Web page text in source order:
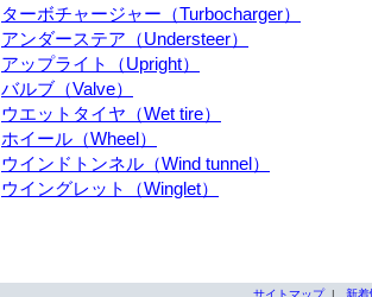
ターボチャージャー（Turbocharger）
アンダーステア（Understeer）
アップライト（Upright）
バルブ（Valve）
ウエットタイヤ（Wet tire）
ホイール（Wheel）
ウインドトンネル（Wind tunnel）
ウイングレット（Winglet）
サイトマップ| 新着